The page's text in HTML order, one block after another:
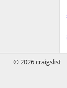
© 2026 craigslist